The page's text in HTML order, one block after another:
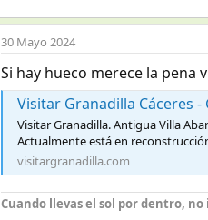
30 Mayo 2024
Si hay hueco merece la pena
Visitar Granadilla Cáceres
Visitar Granadilla. Antigua Villa
Actualmente está en
visitargranadilla.com
Cuando llevas el sol por dentro,